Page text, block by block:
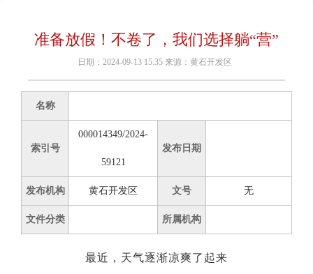
准备放假！不卷了，我们选择躺“营”
日期：2024-09-13 15:35 来源：黄石开发区
名称
索引号
000014349/2024-
59121
发布日期
发布机构 黄石开发区 文号 无
文件分类 所属机构
最近，天气逐渐凉爽了起来